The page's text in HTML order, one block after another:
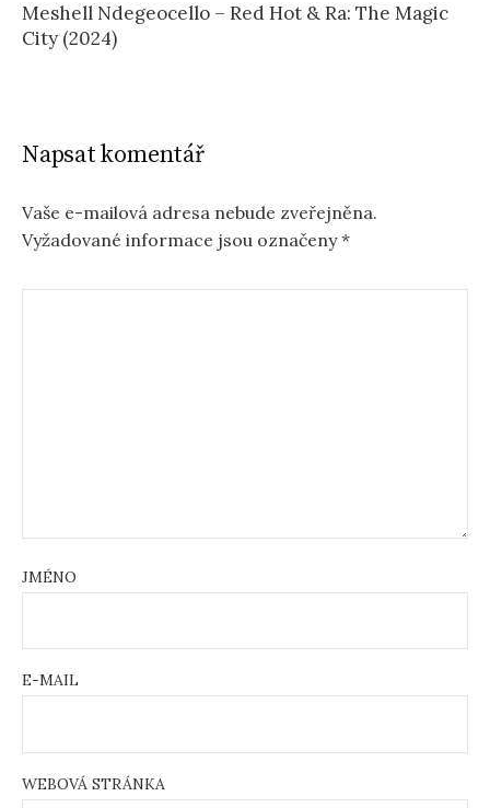
Meshell Ndegeocello – Red Hot & Ra: The Magic
City (2024)
Napsat komentář
Vaše e-mailová adresa nebude zveřejněna.
Vyžadované informace jsou označeny*
JMÉNO
E-MAIL
WEBOVÁ STRÁNKA